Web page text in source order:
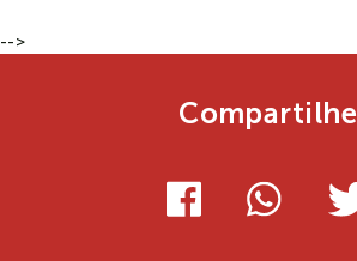
-->
Compartilhe